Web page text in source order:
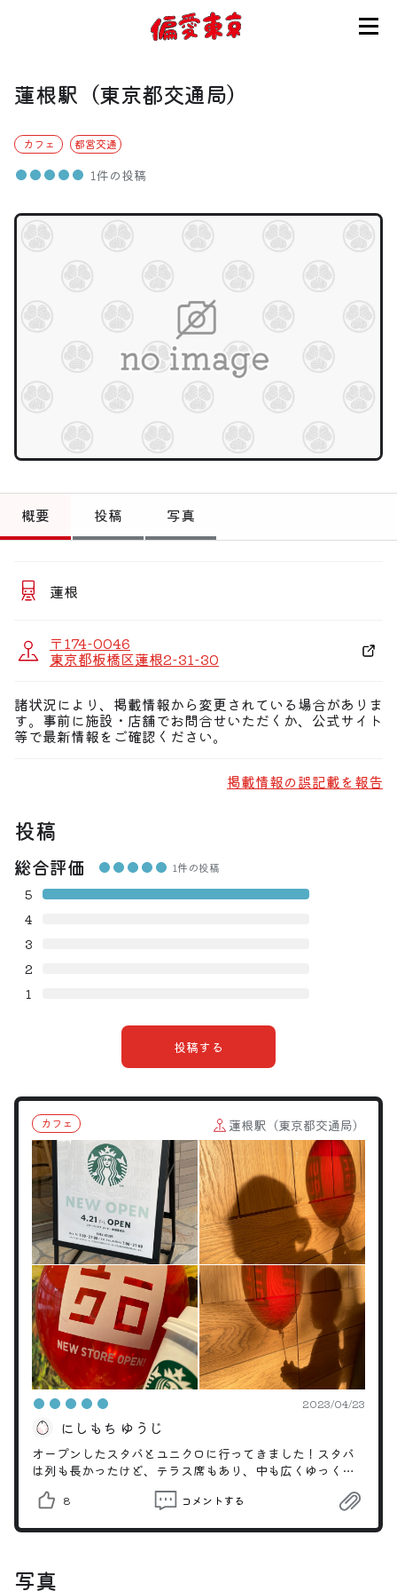
使い方
会員登録
お知らせ
トップ
偏愛コミュニティ
投稿
偏愛記事
偏愛スポット
蓮根駅（東京都交通局）
カフェ 都営交通
1件の投稿
概要 投稿 写真
蓮根
〒174-0046
東京都板橋区蓮根2-31-30
諸状況により、掲載情報から変更されている場合がありま
す。事前に施設・店舗でお問合せいただくか、公式サイト
等で最新情報をご確認ください。
掲載情報の誤記載を報告
投稿
総合評価 1件の投稿
5
4
3
2
1
投稿する
カフェ 蓮根駅（東京都交通局）
2023/04/23
にしもち ゆうじ
オープンしたスタバとユニクロに行ってきました！スタバ
は列も長かったけど、テラス席もあり、中も広くゆっくり
休めましたー。
8 コメントする
写真